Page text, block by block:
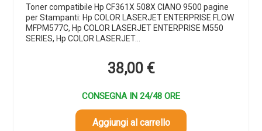
Toner compatibile Hp CF361X 508X CIANO 9500 pagine
per Stampanti: Hp COLOR LASERJET ENTERPRISE FLOW
MFPM577C, Hp COLOR LASERJET ENTERPRISE M550
SERIES, Hp COLOR LASERJET…
38,00 €
CONSEGNA IN 24/48 ORE
Aggiungi al carrello